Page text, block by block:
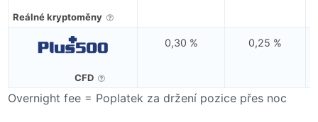
Reálné kryptoměny
CFD
0,30 % 0,25 %
Overnight fee = Poplatek za držení pozice přes noc